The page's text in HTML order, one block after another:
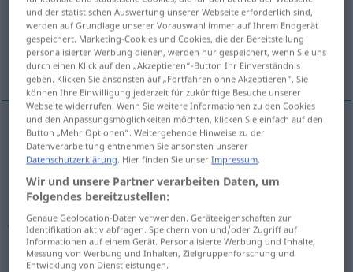
Übersicht aller Übersetzungen
(Für mehr Details die Übersetzung anklicken/antippen)
einige, jemand, ein
(irgend)ein(e) noen
einigepl noen
jemand noen
und der statistischen Auswertung unserer Webseite erforderlich sind,
werden auf Grundlage unserer Vorauswahl immer auf Ihrem Endgerät
gespeichert. Marketing-Cookies und Cookies, die der Bereitstellung
personalisierter Werbung dienen, werden nur gespeichert, wenn Sie uns
durch einen Klick auf den „Akzeptieren“-Button Ihr Einverständnis
geben. Klicken Sie ansonsten auf „Fortfahren ohne Akzeptieren“. Sie
können Ihre Einwilligung jederzeit für zukünftige Besuche unserer
Webseite widerrufen. Wenn Sie weitere Informationen zu den Cookies
und den Anpassungsmöglichkeiten möchten, klicken Sie einfach auf den
Button „Mehr Optionen“. Weitergehende Hinweise zu der
Datenverarbeitung entnehmen Sie ansonsten unserer
Datenschutzerklärung. Hier finden Sie unserImpressum.
Wir und unsere Partner verarbeiten Daten, um
Folgendes bereitzustellen:
Genaue Geolocation-Daten verwenden. Geräteeigenschaften zur
Identifikation aktiv abfragen. Speichern von und/oder Zugriff auf
Informationen auf einem Gerät. Personalisierte Werbung und Inhalte,
Messung von Werbung und Inhalten, Zielgruppenforschung und
Entwicklung von Dienstleistungen.